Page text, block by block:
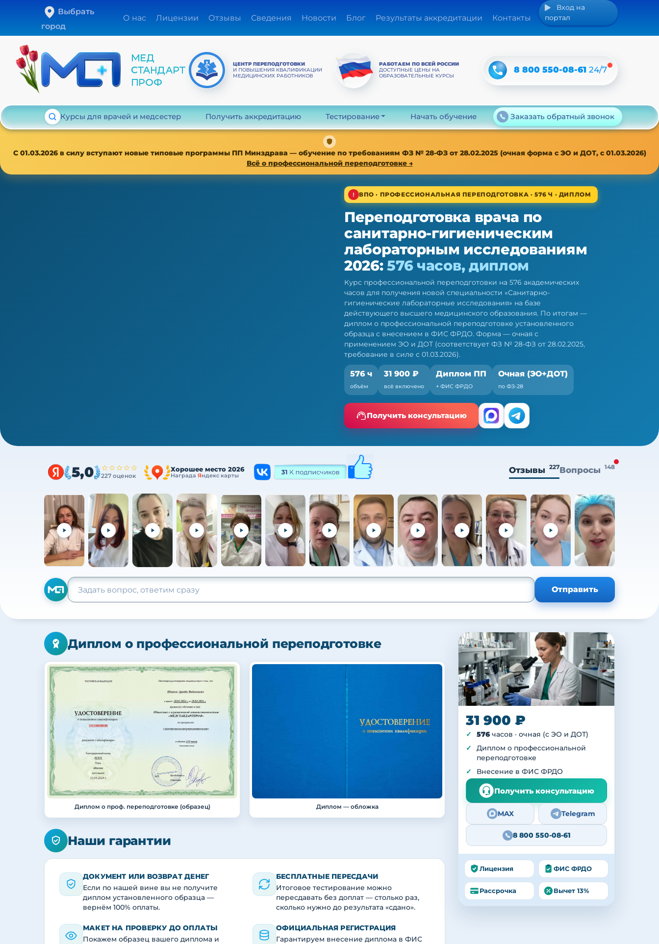
Выбрать
город
О нас Лицензии Отзывы Сведения Новости Блог Результаты аккредитации Контакты
Вход на
портал
ЦЕНТР ПЕРЕПОДГОТОВКИ
И ПОВЫШЕНИЯ КВАЛИФИКАЦИИ
МЕДИЦИНСКИХ РАБОТНИКОВ
РАБОТАЕМ ПО ВСЕЙ РОССИИ
ДОСТУПНЫЕ ЦЕНЫ НА
ОБРАЗОВАТЕЛЬНЫЕ КУРСЫ
8 800 550-08-6124/7
Курсы для врачей и медсестер Получить аккредитацию Тестирование Начать обучение Заказать обратный звонок
С 01.03.2026 в силу вступают новые типовые программы ПП Минздрава — обучение по требованиям ФЗ № 28-ФЗ от 28.02.2025 (очная форма с ЭО и ДОТ, с 01.03.2026)
Всё о профессиональной переподготовке →
ВПО · ПРОФЕССИОНАЛЬНАЯ ПЕРЕПОДГОТОВКА · 576 Ч · ДИПЛОМ
Переподготовка врача по
санитарно-гигиеническим
лабораторным исследованиям
2026:576 часов, диплом
Курс профессиональной переподготовки на 576 академических
часов для получения новой специальности «Санитарно-
гигиенические лабораторные исследования» на базе
действующего высшего медицинского образования. По итогам —
диплом о профессиональной переподготовке установленного
образца с внесением в ФИС ФРДО. Форма — очная с
применением ЭО и ДОТ (соответствует ФЗ № 28-ФЗ от 28.02.2025,
требование в силе с 01.03.2026).
576 ч
объём
31 900 ₽
всё включено
Диплом ПП
+ ФИС ФРДО
Очная (ЭО+ДОТ)
по ФЗ-28
Получить консультацию
5,0 227 оценок
Хорошее место 2026
НаградаЯндекс карты
Отзывы 227Вопросы 148
Отправить
Диплом о профессиональной переподготовке
Диплом о проф. переподготовке (образец) Диплом — обложка
Наши гарантии
ДОКУМЕНТ ИЛИ ВОЗВРАТ ДЕНЕГ
Если по нашей вине вы не получите
диплом установленного образца —
вернём 100% оплаты.
БЕСПЛАТНЫЕ ПЕРЕСДАЧИ
Итоговое тестирование можно
пересдавать без доплат — столько раз,
сколько нужно до результата «сдано».
МАКЕТ НА ПРОВЕРКУ ДО ОПЛАТЫ
Покажем образец вашего диплома и
ОФИЦИАЛЬНАЯ РЕГИСТРАЦИЯ
Гарантируем внесение диплома в ФИС
31 900 ₽
576 часов · очная (с ЭО и ДОТ)
Диплом о профессиональной
переподготовке
Внесение в ФИС ФРДО
Получить консультацию
MAX Telegram
8 800 550-08-61
Лицензия ФИС ФРДО
Рассрочка Вычет 13%